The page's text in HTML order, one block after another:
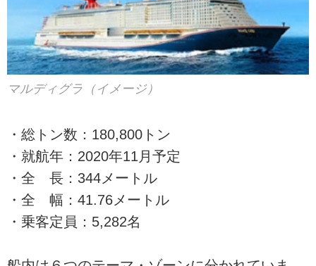
マルディグラ（イメージ）
・総トン数：180,800トン
・就航年：2020年11月予定
・全 長：344メートル
・全 幅：41.76メートル
・乗客定員：5,282名